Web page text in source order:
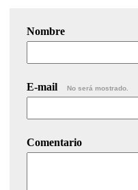
Nombre
E-mail No será mostrado.
Comentario